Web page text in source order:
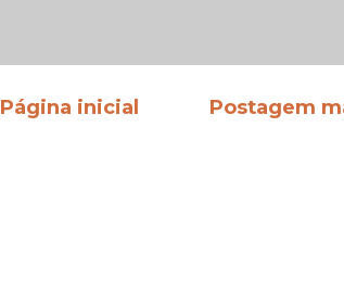
Postagem
Página inicial